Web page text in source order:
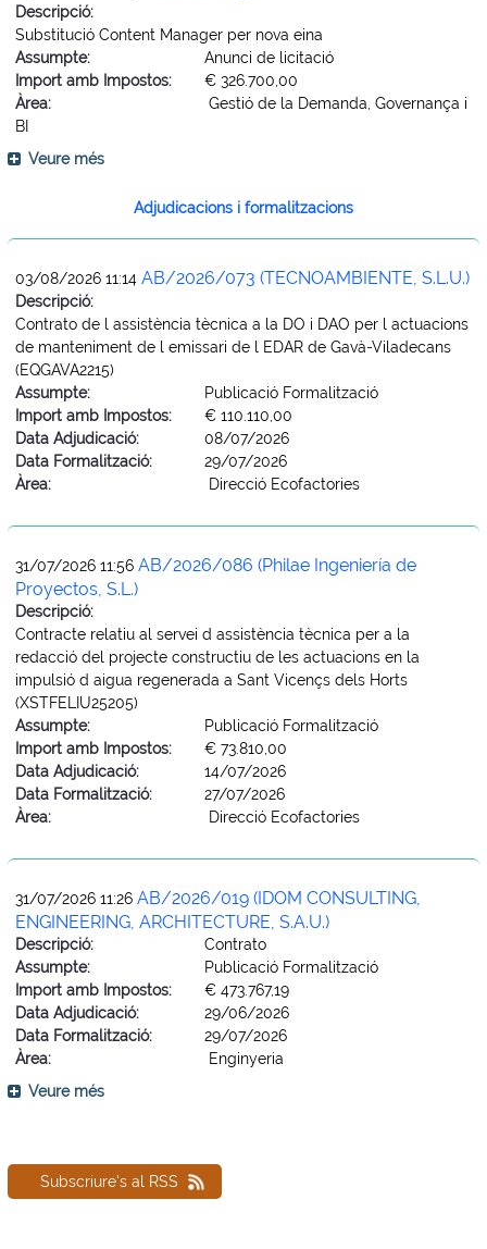
Descripció:
Substitució Content Manager per nova eina
Assumpte:
Anunci de licitació
Import amb Impostos:
€ 326.700,00
Àrea:
Gestió de la Demanda, Governança i
BI
Veure més
Adjudicacions i formalitzacions
03/08/2026 11:14 AB/2026/073 (TECNOAMBIENTE, S.L.U.)
Descripció:
Contrato de l assistència tècnica a la DO i DAO per l actuacions
de manteniment de l emissari de l EDAR de Gavà-Viladecans
(EQGAVA2215)
Assumpte:
Publicació Formalització
Import amb Impostos:
€ 110.110,00
Data Adjudicació:
08/07/2026
Data Formalització:
29/07/2026
Àrea:
Direcció Ecofactories
31/07/2026 11:56 AB/2026/086 (Philae Ingeniería de
Proyectos, S.L.)
Descripció:
Contracte relatiu al servei d assistència tècnica per a la
redacció del projecte constructiu de les actuacions en la
impulsió d aigua regenerada a Sant Vicençs dels Horts
(XSTFELIU25205)
Assumpte:
Publicació Formalització
Import amb Impostos:
€ 73.810,00
Data Adjudicació:
14/07/2026
Data Formalització:
27/07/2026
Àrea:
Direcció Ecofactories
31/07/2026 11:26 AB/2026/019 (IDOM CONSULTING,
ENGINEERING, ARCHITECTURE, S.A.U.)
Descripció:
Contrato
Assumpte:
Publicació Formalització
Import amb Impostos:
€ 473.767,19
Data Adjudicació:
29/06/2026
Data Formalització:
29/07/2026
Àrea:
Enginyeria
Veure més
Subscriure's al RSS